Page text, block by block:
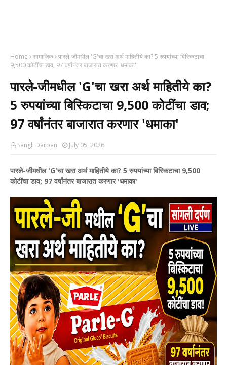
Home सामाजिक पारले-जीमधील 'G'चा खरा अर्थ माहितीये का? 5 रुपयांच्या बिस्किटाचा
9,500 कोटींचा डाव; 97 वर्षांनंतर बाजारात करणार 'धमाका'
पारले-जीमधील 'G'चा खरा अर्थ माहितीये का?
5 रुपयांच्या बिस्किटाचा 9,500 कोटींचा डाव;
97 वर्षांनंतर बाजारात करणार 'धमाका'
Sangli Darpan July 05, 2026
पारले-जीमधील 'G'चा खरा अर्थ माहितीये का? 5 रुपयांच्या बिस्किटाचा 9,500
कोटींचा डाव; 97 वर्षांनंतर बाजारात करणार 'धमाका'